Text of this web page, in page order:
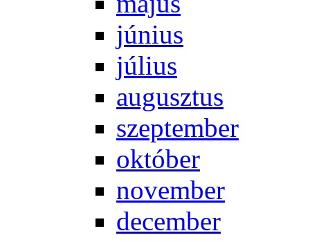
jú­ni­us
jú­li­us
au­gusz­tus
szep­tem­ber
ok­tó­ber
no­vem­ber
de­cem­ber